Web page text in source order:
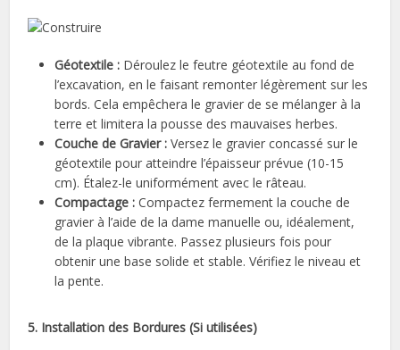
Géotextile : Déroulez le feutre géotextile au fond de
l’excavation, en le faisant remonter légèrement sur les
bords. Cela empêchera le gravier de se mélanger à la
terre et limitera la pousse des mauvaises herbes.
Couche de Gravier : Versez le gravier concassé sur le
géotextile pour atteindre l’épaisseur prévue (10-15
cm). Étalez-le uniformément avec le râteau.
Compactage : Compactez fermement la couche de
gravier à l’aide de la dame manuelle ou, idéalement,
de la plaque vibrante. Passez plusieurs fois pour
obtenir une base solide et stable. Vérifiez le niveau et
la pente.
5. Installation des Bordures (Si utilisées)